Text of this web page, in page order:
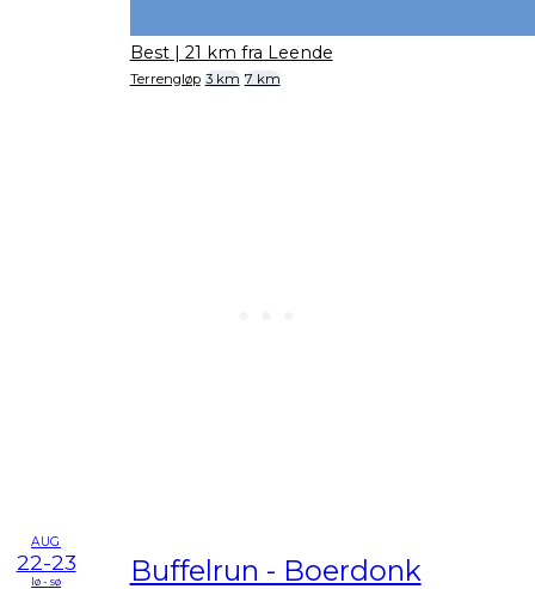
Best | 21 km fra Leende
Terrengløp 3 km 7 km
AUG
22-23
lø - sø Buffelrun - Boerdonk